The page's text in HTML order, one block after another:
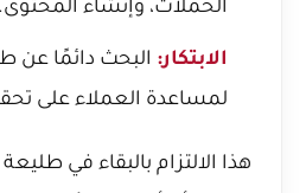
الحملات، وإنشاء المحتوى.
الابتكار: البحث دائمًا عن
لمساعدة العملاء على
هذا الالتزام بالبقاء في